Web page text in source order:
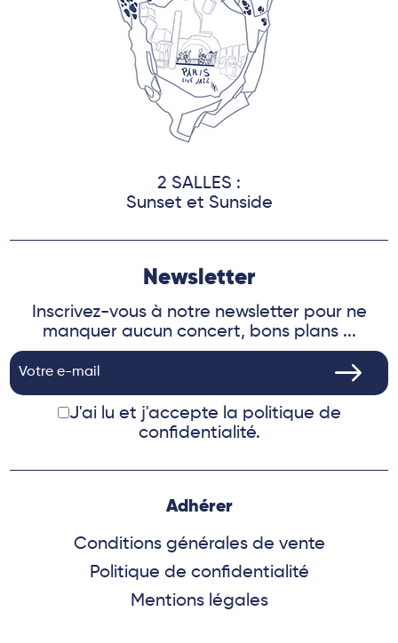
2 SALLES :
Sunset et Sunside
Newsletter
Inscrivez-vous à notre newsletter pour ne
manquer aucun concert, bons plans ...
J'ai lu et j'accepte la politique de
confidentialité.
Adhérer
Conditions générales de vente
Politique de confidentialité
Mentions légales